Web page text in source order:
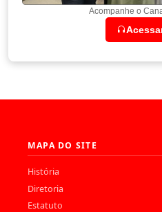
Acompanhe o
MAPA DO SITE
História
Diretoria
Estatuto